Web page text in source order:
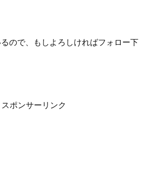
ので、もしよろしければフォロー下
スポンサーリンク